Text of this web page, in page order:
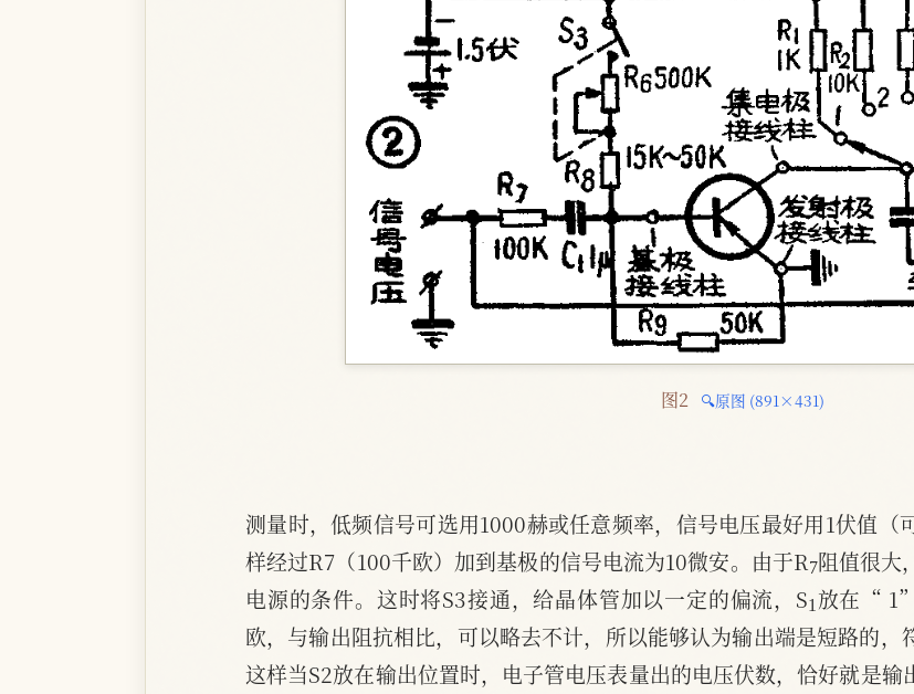
图2 🔍原图 (891×431)
测量时，低频信号可选用1000赫或任意频率，信号电压最好用1伏值（
样经过R7（100千欧）加到基极的信号电流为10微安。由于R
7
阻值很大
电源的条件。这时将S3接通，给晶体管加以一定的偏流，S
1
放在“
欧，与输出阻抗相比，可以略去不计，所以能够认为输出端是短路的，
这样当S2放在输出位置时，电子管电压表量出的电压伏数，恰好就是